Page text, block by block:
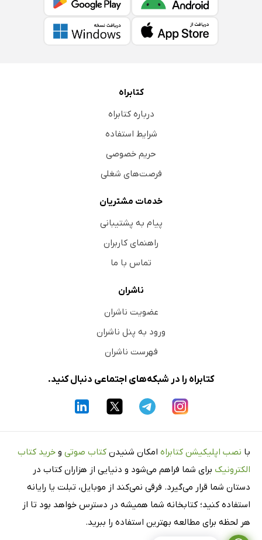
کتابراه
درباره کتابراه
شرایط استفاده
حریم خصوصی
فرصت‌های شغلی
خدمات مشتریان
پیام به پشتیبانی
راهنمای کاربران
تماس با ما
ناشران
عضویت ناشران
ورود به پنل ناشران
فهرست ناشران
کتابراه را در شبکه‌های اجتماعی دنبال کنید.
با نصب اپلیکیشن کتابراه امکان شنیدن کتاب صوتی و خرید کتاب
الکترونیک برای شما فراهم می‌شود و دنیایی از هزاران کتاب در
دستان شما قرار می‌گیرد. فرقی نمی‌کند از موبایل، تبلت یا رایانه
استفاده کنید؛ کتابخانه شما همیشه در دسترس خواهد بود تا از
هر لحظه برای مطالعه بهترین استفاده را ببرید.